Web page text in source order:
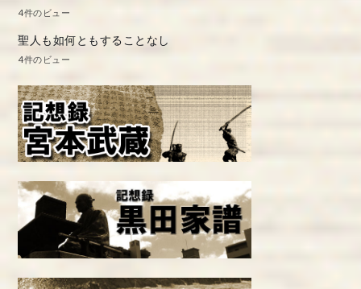
4件のビュー
聖人も如何ともすることなし
4件のビュー